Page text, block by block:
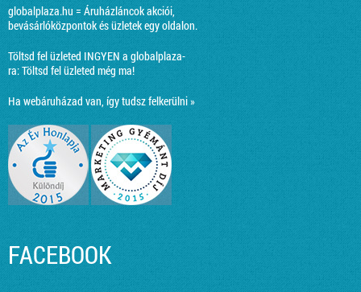
globalplaza.hu = Áruházláncok akciói,
bevásárlóközpontok és üzletek egy oldalon.
Töltsd fel üzleted INGYEN a globalplaza-
ra:Töltsd fel üzleted még ma!
Ha webáruházad van, így tudsz felkerülni »
FACEBOOK